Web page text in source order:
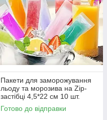
Пакети для заморожування
льоду та морозива на Zip-
застібці 4,5*22 см 10 шт.
Готово до відправки